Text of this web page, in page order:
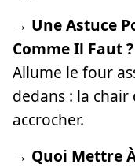
→ Une Astuce
Comme Il Faut ?
Allume le four
dedans : la
accrocher.
→ Quoi Mettre